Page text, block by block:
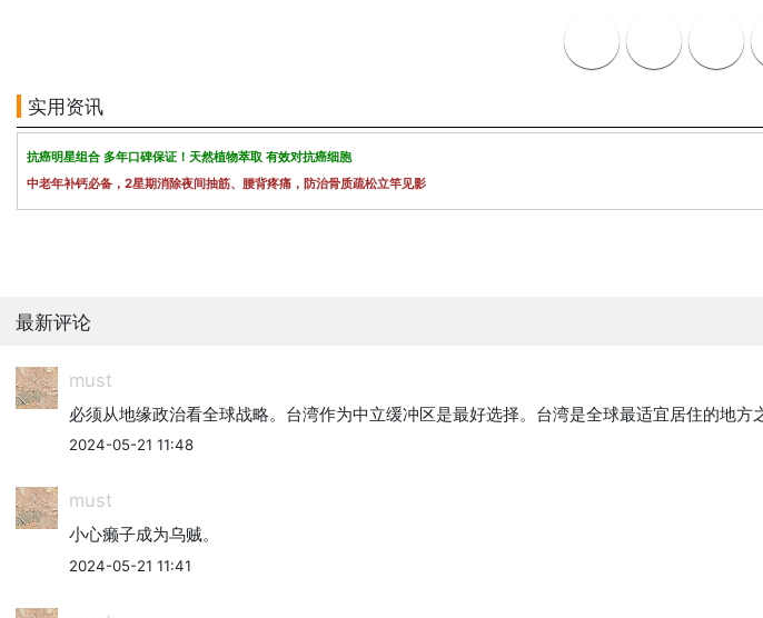
实用资讯
抗癌明星组合 多年口碑保证！天然植物萃取 有效对抗癌细胞
中老年补钙必备，2星期消除夜间抽筋、腰背疼痛，防治骨质疏松立竿见影
最新评论
must
必须从地缘政治看全球战略。台湾作为中立缓冲区是最好选择。台湾是全球最适宜居住的地方
2024-05-21 11:48
must
小心癞子成为乌贼。
2024-05-21 11:41